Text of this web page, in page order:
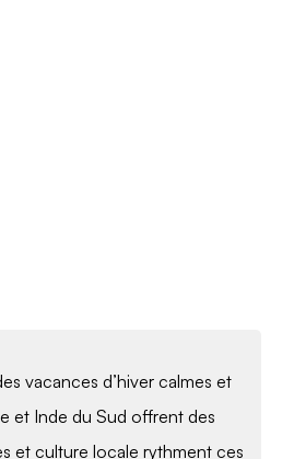
vacances d’hiver calmes et
et Inde du Sud offrent des
et culture locale rythment ces